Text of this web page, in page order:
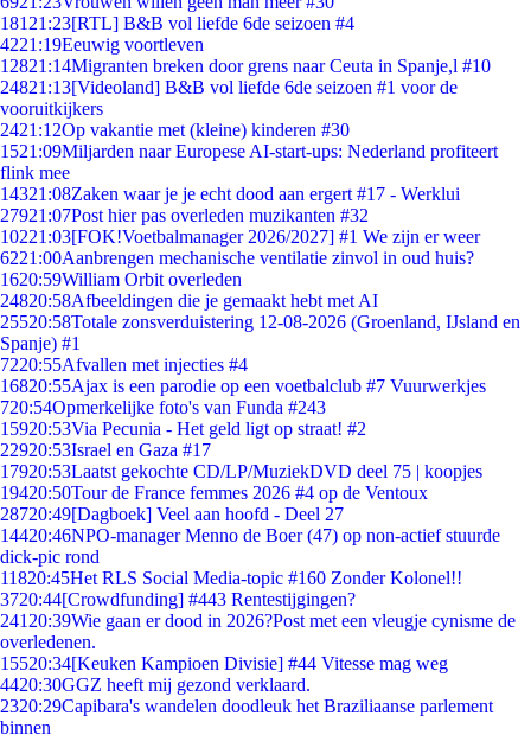
181 21:23[RTL] B&B vol liefde 6de seizoen #4
4221:19Eeuwig voortleven
12821:14Migranten breken door grens naar Ceuta in Spanje,l #10
24821:13[Videoland] B&B vol liefde 6de seizoen #1 voor de
vooruitkijkers
2421:12Op vakantie met (kleine) kinderen #30
1521:09Miljarden naar Europese AI-start-ups: Nederland profiteert
flink mee
14321:08Zaken waar je je echt dood aan ergert #17 - Werklui
27921:07Post hier pas overleden muzikanten #32
10221:03[FOK!Voetbalmanager 2026/2027] #1 We zijn er weer
6221:00Aanbrengen mechanische ventilatie zinvol in oud huis?
1620:59William Orbit overleden
24820:58Afbeeldingen die je gemaakt hebt met AI
25520:58Totale zonsverduistering 12-08-2026 (Groenland, IJsland en
Spanje) #1
7220:55Afvallen met injecties #4
16820:55Ajax is een parodie op een voetbalclub #7 Vuurwerkjes
720:54Opmerkelijke foto's van Funda #243
15920:53Via Pecunia - Het geld ligt op straat! #2
22920:53Israel en Gaza #17
17920:53Laatst gekochte CD/LP/MuziekDVD deel 75 | koopjes
19420:50Tour de France femmes 2026 #4 op de Ventoux
28720:49[Dagboek] Veel aan hoofd - Deel 27
14420:46NPO-manager Menno de Boer (47) op non-actief stuurde
dick-pic rond
11820:45Het RLS Social Media-topic #160 Zonder Kolonel!!
3720:44[Crowdfunding] #443 Rentestijgingen?
241 20:39Wie gaan er dood in 2026?Post met een vleugje cynisme de
overledenen.
15520:34[Keuken Kampioen Divisie] #44 Vitesse mag weg
4420:30GGZ heeft mij gezond verklaard.
2320:29Capibara's wandelen doodleuk het Braziliaanse parlement
binnen